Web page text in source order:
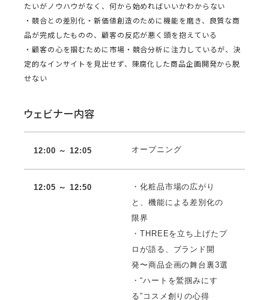
たいがノウハウがなく、何から始めればいいかわからない
・競合との差別化・新価値創造のために機能を磨き、良質な商
品が完成したものの、顧客の反応が悪く頭を抱えている
・顧客の心を掴むために市場・競合分析に注力しているが、決
定的なインサイトを見出せず、陳腐化した商品企画開発から脱
せない
ウェビナー内容
12:00 ～ 12:05 オープニング
12:05 ～ 12:50
・化粧品市場の広がり
と、機能による差別化の
限界
・THREEを立ち上げたプ
ロが語る、ブランド開
発〜商品企画の舞台裏3選
・“ハートを鷲掴みにす
る”コスメ創りの心得